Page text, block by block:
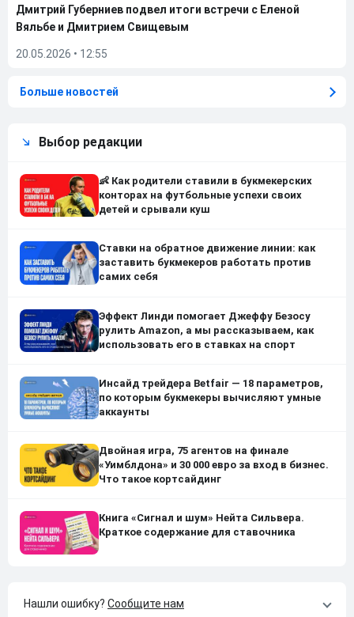
Дмитрий Губерниев подвел итоги встречи с Еленой
Вяльбе и Дмитрием Свищевым
20.05.2026 • 12:55
Больше новостей
Выбор редакции
👶 Как родители ставили в букмекерских
конторах на футбольные успехи своих
детей и срывали куш
Ставки на обратное движение линии: как
заставить букмекеров работать против
самих себя
Эффект Линди помогает Джеффу Безосу
рулить Amazon, а мы рассказываем, как
использовать его в ставках на спорт
Инсайд трейдера Betfair — 18 параметров,
по которым букмекеры вычисляют умные
аккаунты
Двойная игра, 75 агентов на финале
«Уимблдона» и 30 000 евро за вход в бизнес.
Что такое кортсайдинг
Книга «Сигнал и шум» Нейта Сильвера.
Краткое содержание для ставочника
Нашли ошибку? Сообщите нам